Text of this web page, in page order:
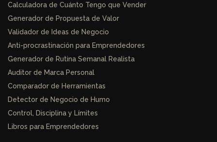
Calculadora de Cuánto Tengo que Vender
Generador de Propuesta de Valor
Validador de Ideas de Negocio
Anti-procrastinación para Emprendedores
Generador de Rutina Semanal Realista
Auditor de Marca Personal
Comparador de Herramientas
Detector de Negocio de Humo
Control, Disciplina y Límites
Libros para Emprendedores